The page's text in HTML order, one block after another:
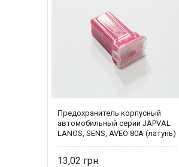
Предохранитель корпусный
автомобильный серии JAPVAL
LANOS, SENS, AVEO 80A (латунь)
13,02